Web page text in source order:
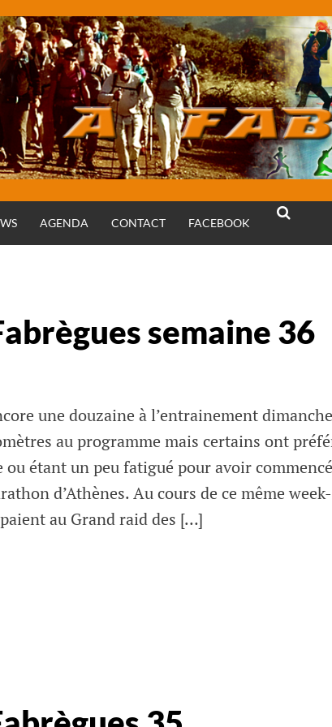
AGENDA CONTACT FACEBOOK
semaine 36
une douzaine à l’entrainement dimanche
au programme mais certains ont
ou étant un peu fatigué pour avoir commencé
d’Athènes. Au cours de ce même week-
au Grand raid des […]